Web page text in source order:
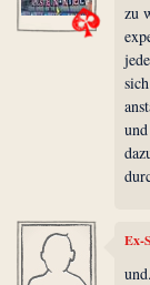
zu
Ex-